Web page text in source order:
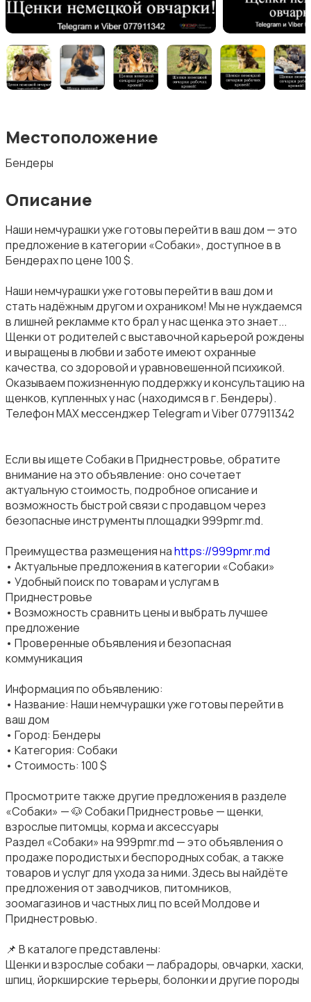
Местоположение
Бендеры
Описание
Наши немчурашки уже готовы перейти в ваш дом — это
предложение в категории «Собаки», доступное в в
Бендерах по цене 100 $.
Наши немчурашки уже готовы перейти в ваш дом и
стать надёжным другом и охраником! Мы не нуждаемся
в лишней рекламме кто брал у нас щенка это знает...
Щенки от родителей с выставочной карьерой рождены
и выращены в любви и заботе имеют охранные
качества, со здоровой и уравновешенной психикой.
Оказываем пожизненную поддержку и консультацию на
щенков, купленных у нас (находимся в г. Бендеры).
Телефон MAX мессенджер Telegram и Viber 077911342
Если вы ищете Собаки в Приднестровье, обратите
внимание на это объявление: оно сочетает
актуальную стоимость, подробное описание и
возможность быстрой связи с продавцом через
безопасные инструменты площадки 999pmr.md.
Преимущества размещения наhttps://999pmr.md
• Актуальные предложения в категории «Собаки»
• Удобный поиск по товарам и услугам в
Приднестровье
• Возможность сравнить цены и выбрать лучшее
предложение
• Проверенные объявления и безопасная
коммуникация
Информация по объявлению:
• Название: Наши немчурашки уже готовы перейти в
ваш дом
• Город: Бендеры
• Категория: Собаки
• Стоимость: 100 $
Просмотрите также другие предложения в разделе
«Собаки» — 🐶 Собаки Приднестровье — щенки,
взрослые питомцы, корма и аксессуары
Раздел «Собаки» на 999pmr.md — это объявления о
продаже породистых и беспородных собак, а также
товаров и услуг для ухода за ними. Здесь вы найдёте
предложения от заводчиков, питомников,
зоомагазинов и частных лиц по всей Молдове и
Приднестровью.
📌 В каталоге представлены:
Щенки и взрослые собаки — лабрадоры, овчарки, хаски,
шпиц, йоркширские терьеры, болонки и другие породы